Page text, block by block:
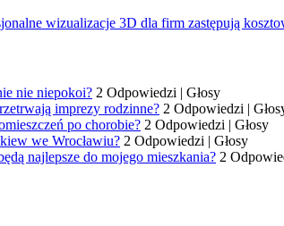
wizualizacje 3D dla firm zastępują
nie niepokoi? 2 Odpowiedzi | Głosy
imprezy rodzinne? 2 Odpowiedzi |
po chorobie? 2 Odpowiedzi | Głosy
we Wrocławiu? 2 Odpowiedzi | Głosy
najlepsze do mojego mieszkania? 2